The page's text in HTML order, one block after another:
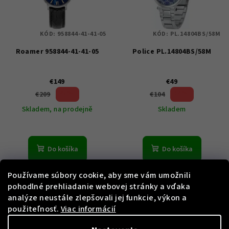
Používame súbory cookie, aby sme vám umožnili
pohodlné prehliadanie webovej stránky a vďaka
analýze neustále zlepšovali jej funkcie, výkon a
použiteľnosť. Viac informácií
Roamer 958844-41-41-05
€149
€209
Skladem, na prodejně
Do košíka
KÓD: 958844-41-41-05
Police PL.14804BS/58M
€49
€104
Skladem
Do košíka
KÓD: PL.14804BS/58M